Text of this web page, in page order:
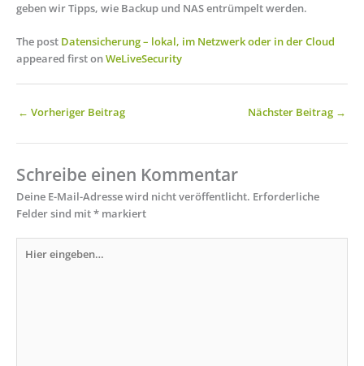
geben wir Tipps, wie Backup und NAS entrümpelt werden.
The post Datensicherung – lokal, im Netzwerk oder in der Cloud
appeared first onWeLiveSecurity
← Vorheriger Beitrag Nächster Beitrag →
Schreibe einen Kommentar
Deine E-Mail-Adresse wird nicht veröffentlicht. Erforderliche
Felder sind mit* markiert
eingeben…